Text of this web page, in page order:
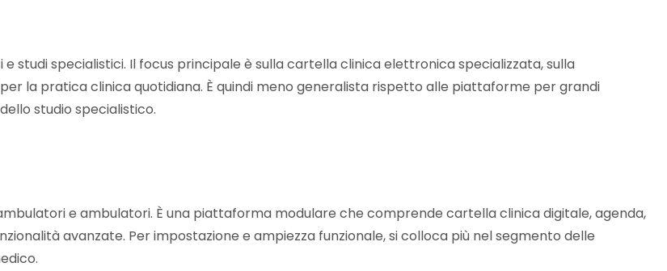
studi specialistici. Il focus principale è sulla cartella clinica elettronica specializzata, sulla
la pratica clinica quotidiana. È quindi meno generalista rispetto alle piattaforme per grandi
studio specialistico.
e ambulatori. È una piattaforma modulare che comprende cartella clinica digitale, agenda,
avanzate. Per impostazione e ampiezza funzionale, si colloca più nel segmento delle